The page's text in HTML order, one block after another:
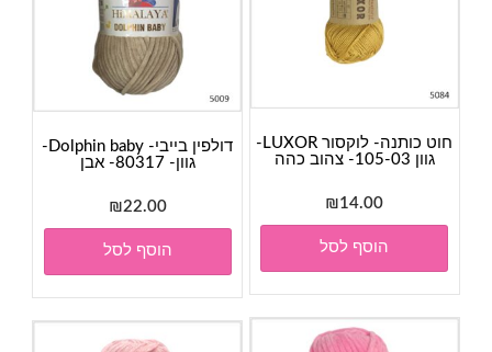
חוט כותנה- לוקסור LUXOR-
גוון 105-03- צהוב כהה
₪14.00
הוסף לסל
דולפין בייבי- Dolphin baby-
גוון- 80317- אבן
₪22.00
הוסף לסל